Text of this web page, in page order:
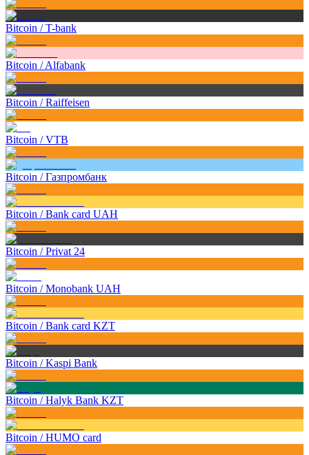
Bitcoin /T-bank
Bitcoin /Alfabank
Bitcoin /Raiffeisen
Bitcoin /VTB
Bitcoin /Газпромбанк
Bitcoin /Bank card UAH
Bitcoin /Privat 24
Bitcoin /Monobank UAH
Bitcoin /Bank card KZT
Bitcoin /Kaspi Bank
Bitcoin /Halyk Bank KZT
Bitcoin /HUMO card